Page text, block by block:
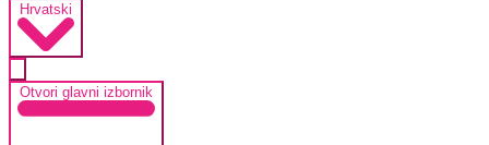
Hrvatski
Otvori glavni izbornik